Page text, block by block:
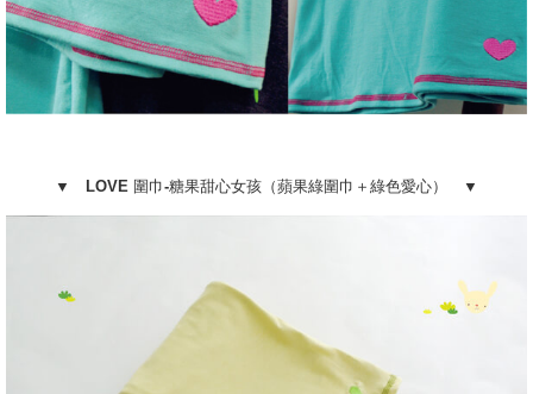
▼ LOVE 圍巾-糖果甜心女孩（蘋果綠圍巾＋綠色愛心） ▼